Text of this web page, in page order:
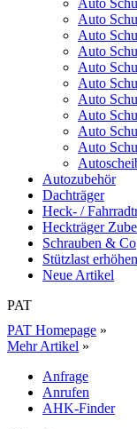
Auto
Auto
Auto
Auto
Auto
Auto
Auto
Auto
Auto
Auto
Autozubehör
Dachträger
Heck- /
Heckträger
Schrauben & Co
Stützlast erhöhen
Neue Artikel
PAT
PAT Homepage »
Mehr Artikel »
Anfrage
Anrufen
AHK-Finder